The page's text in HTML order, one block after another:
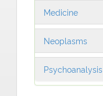
Medicine
Neoplasms
Psychoanalysis